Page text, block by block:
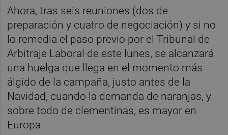
Ahora, tras seis reuniones (dos de
preparación y cuatro de negociación) y si no
lo remedia el paso previo por el Tribunal de
Arbitraje Laboral de este lunes, se alcanzará
una huelga que llega en el momento más
álgido de la campaña, justo antes de la
Navidad, cuando la demanda de naranjas, y
sobre todo de clementinas, es mayor en
Europa.